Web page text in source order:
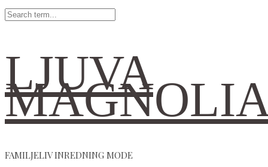
LJUVA
FAMILJELIV INREDNING MODE